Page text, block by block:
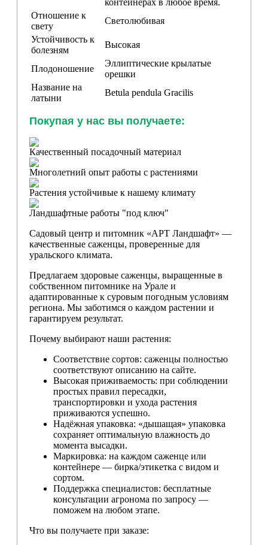
контейнерах в любое время.
Отношение к
свету
Светолюбивая
Устойчивость к
болезням
Высокая
Плодоношение
Эллиптические крылатые
орешки
Название на
латыни
Betula pendula Gracilis
Покупая у нас вы получаете:
Качественный посадочный материал
Многолетний опыт работы с растениями
Растения устойчивые к нашему климату
Ландшафтные работы "под ключ"
Садовый центр и питомник «АРТ Ландшафт» —
качественные саженцы, проверенные для
уральского климата.
Предлагаем здоровые саженцы, выращенные в
собственном питомнике на Урале и
адаптированные к суровым погодным условиям
региона. Мы заботимся о каждом растении и
гарантируем результат.
Почему выбирают наши растения:
Соответствие сортов: саженцы полностью
соответствуют описанию на сайте.
Высокая приживаемость: при соблюдении
простых правил пересадки,
транспортировки и ухода растения
приживаются успешно.
Надёжная упаковка: «дышащая» упаковка
сохраняет оптимальную влажность до
момента высадки.
Маркировка: на каждом саженце или
контейнере — бирка/этикетка с видом и
сортом.
Поддержка специалистов: бесплатные
консультации агронома по запросу —
поможем на любом этапе.
Что вы получаете при заказе: